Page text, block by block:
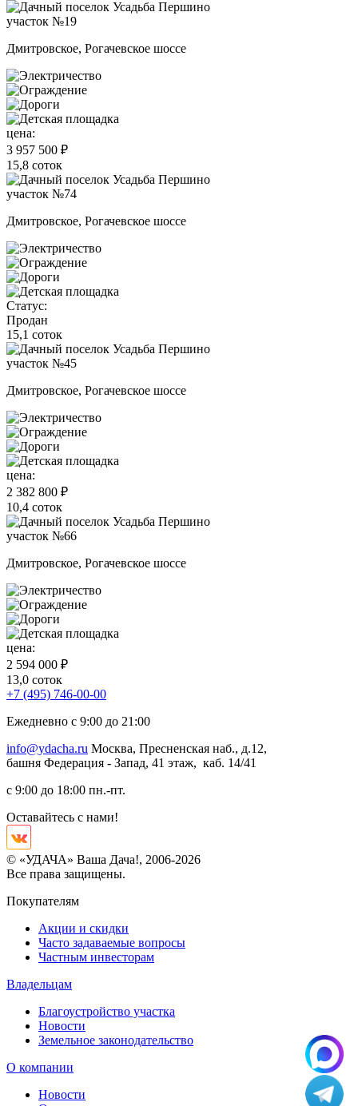
участок №19
Дмитровское, Рогачевское шоссе
цена:
3 957 500 ₽
15,8 соток
участок №74
Дмитровское, Рогачевское шоссе
Статус:
Продан
15,1 соток
участок №45
Дмитровское, Рогачевское шоссе
цена:
2 382 800 ₽
10,4 соток
участок №66
Дмитровское, Рогачевское шоссе
цена:
2 594 000 ₽
13,0 соток
+7 (495) 746-00-00
Ежедневно с 9:00 до 21:00
info@ydacha.ru Москва, Пресненская наб., д.12,
башня Федерация - Запад, 41 этаж, каб. 14/41
с 9:00 до 18:00 пн.-пт.
Оставайтесь с нами!
© «УДАЧА» Ваша Дача!, 2006-2026
Все права защищены.
Покупателям
Акции и скидки
Часто задаваемые вопросы
Частным инвесторам
Владельцам
Благоустройство участка
Новости
Земельное законодательство
О компании
Новости